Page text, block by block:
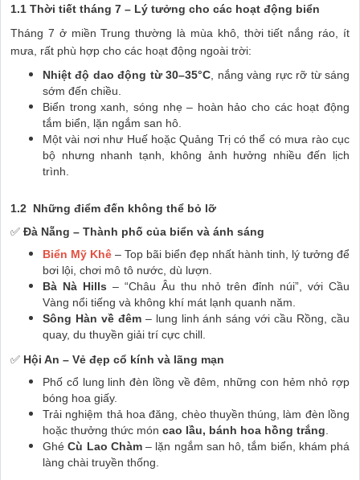
1.1 Thời tiết tháng 7 – Lý tưởng cho các hoạt động biển
Tháng 7 ở miền Trung thường là mùa khô, thời tiết nắng ráo, ít
mưa, rất phù hợp cho các hoạt động ngoài trời:
Nhiệt độ dao động từ 30–35°C , nắng vàng rực rỡ từ sáng
sớm đến chiều.
Biển trong xanh, sóng nhẹ – hoàn hảo cho các hoạt động
tắm biển, lặn ngắm san hô.
Một vài nơi như Huế hoặc Quảng Trị có thể có mưa rào cục
bộ nhưng nhanh tạnh, không ảnh hưởng nhiều đến lịch
trình.
1.2 Những điểm đến không thể bỏ lỡ
✅ Đà Nẵng – Thành phố của biển và ánh sáng
Biển Mỹ Khê – Top bãi biển đẹp nhất hành tinh, lý tưởng để
bơi lội, chơi mô tô nước, dù lượn.
Bà Nà Hills – “Châu Âu thu nhỏ trên đỉnh núi”, với Cầu
Vàng nổi tiếng và không khí mát lạnh quanh năm.
Sông Hàn về đêm– lung linh ánh sáng với cầu Rồng, cầu
quay, du thuyền giải trí cực chill.
✅ Hội An – Vẻ đẹp cổ kính và lãng mạn
Phố cổ lung linh đèn lồng về đêm, những con hẻm nhỏ rợp
bóng hoa giấy.
Trải nghiệm thả hoa đăng, chèo thuyền thúng, làm đèn lồng
hoặc thưởng thức món cao lầu, bánh hoa hồng trắng
GhéCù Lao Chàm– lặn ngắm san hô, tắm biển, khám phá
làng chài truyền thống.